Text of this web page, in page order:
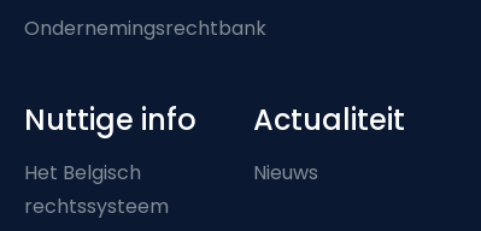
Ondernemingsrechtbank
Nuttige info
Het Belgisch
rechtssysteem
Actualiteit
Nieuws